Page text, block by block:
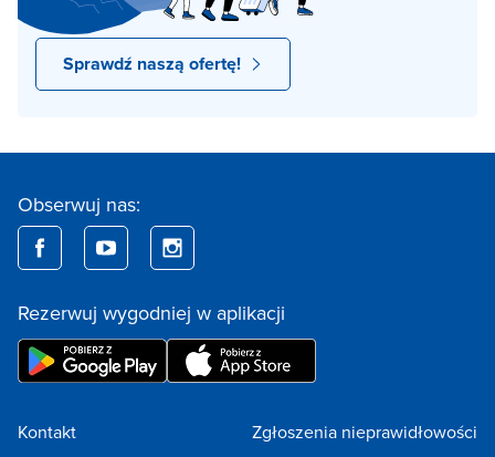
Sprawdź naszą ofertę!
Obserwuj nas:
Rezerwuj wygodniej w aplikacji
Kontakt Zgłoszenia nieprawidłowości